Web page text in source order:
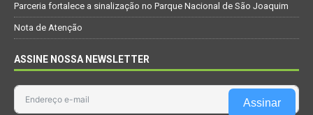
Parceria fortalece a sinalização no Parque Nacional de São Joaquim
Nota de Atenção
ASSINE NOSSA NEWSLETTER
Assinar